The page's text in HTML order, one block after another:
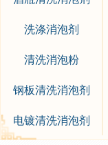
洗涤消泡剂
清洗消泡粉
钢板清洗消泡剂
电镀清洗消泡剂